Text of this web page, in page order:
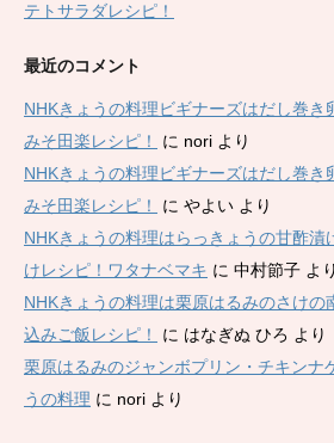
テトサラダレシピ！
最近のコメント
NHKきょうの料理ビギナーズはだし巻き
みそ田楽レシピ！
に nori より
NHKきょうの料理ビギナーズはだし巻き
みそ田楽レシピ！
に やよい より
NHKきょうの料理はらっきょうの甘酢漬
けレシピ！ワタナベマキ に 中村節子 より
NHKきょうの料理は栗原はるみのさけの
込みご飯レシピ！
に はなぎぬ ひろ より
栗原はるみのジャンボプリン・チキンナ
うの料理 に nori より